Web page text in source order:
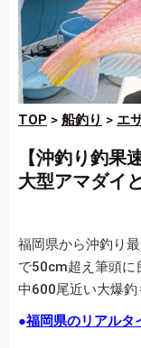
TOP > 船釣り > エ
【沖釣り釣果
大型アマダイ
福岡県から沖釣り
で50cm超え筆頭に
中600尾近い大爆釣
●福岡県のリアルタ